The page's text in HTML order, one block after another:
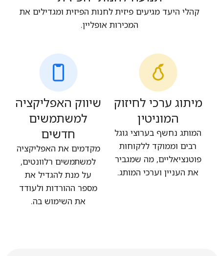
קהלי היעד מגיעים פיזית לחנות הפיזית ומגדילים את
המכירות אופליין.
מיתוג ערכי לחיזוק
המוניטין
המותג נחשף בערוצי גוגל
רבים וממוקד ללקוחות
פוטנציאליים, מה שמגביר
את העניין וערכי המותג.
שיווק האפליקציה
למשתמשים
חדשים
מקדמים את האפליקציה
למשתמשים רלוונטים,
על מנת להגדיל את
מספר ההורדות ולעודד
את השימוש בה.